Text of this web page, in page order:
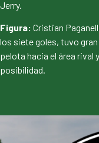
Jerry.
Figura: Cristian
los siete goles, tuvo
pelota hacia el área rival
posibilidad.